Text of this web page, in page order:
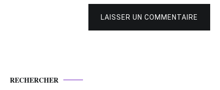
LAISSER UN COMMENTAIRE
RECHERCHER